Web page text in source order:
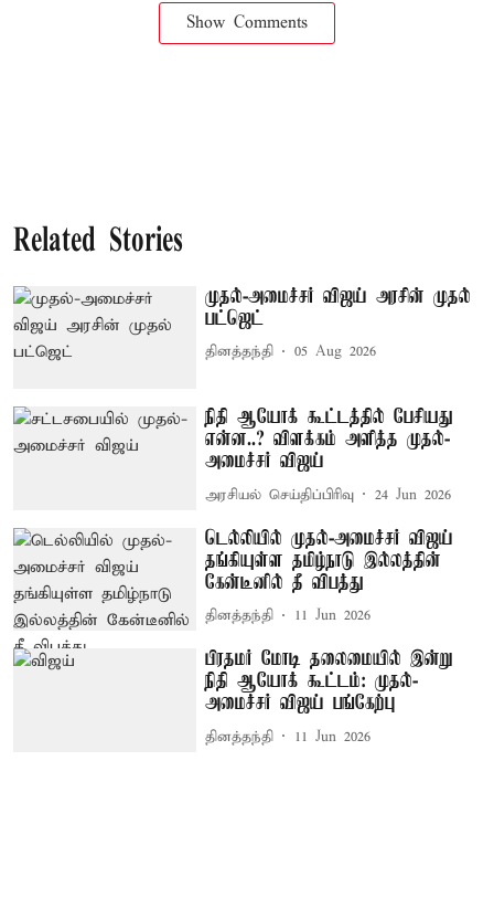
Show Comments
Related Stories
முதல்-அமைச்சர் விஜய் அரசின் முதல்
பட்ஜெட்
தினத்தந்தி 05 Aug 2026
நிதி ஆயோக் கூட்டத்தில் பேசியது
என்ன..? விளக்கம் அளித்த முதல்-
அமைச்சர் விஜய்
அரசியல் செய்திப்பிரிவு 24 Jun 2026
டெல்லியில் முதல்-அமைச்சர் விஜய்
தங்கியுள்ள தமிழ்நாடு இல்லத்தின்
கேன்டீனில் தீ விபத்து
தினத்தந்தி 11 Jun 2026
பிரதமர் மோடி தலைமையில் இன்று
நிதி ஆயோக் கூட்டம்: முதல்-
அமைச்சர் விஜய் பங்கேற்பு
தினத்தந்தி 11 Jun 2026